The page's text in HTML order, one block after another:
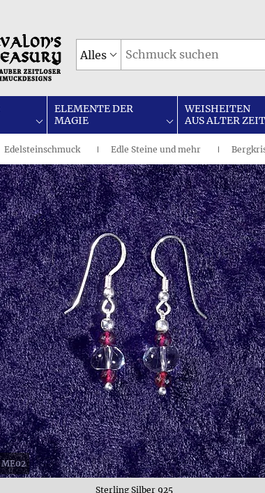
Alles
ELEMENTE DER
MAGIE
WEISHEITEN
AUS ALTER ZEIT
Edelsteinschmuck I Edle Steine und mehr I
Sterling Silber 925